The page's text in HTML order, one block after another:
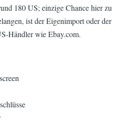
180 US; einzige Chance hier zu
ist der Eigenimport oder der
Händler wie Ebay.com.